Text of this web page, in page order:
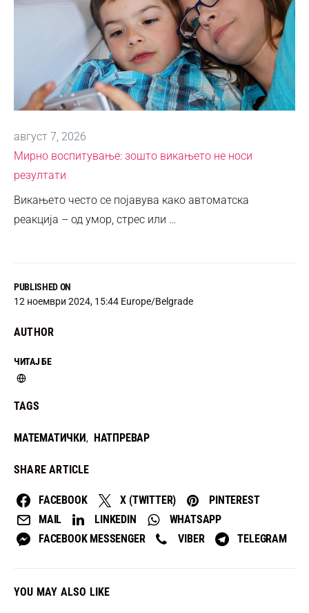
PUBLISHED ON
12 ноември 2024, 15:44 Europe/Belgrade
AUTHOR
ЧИТАЈ БЕ
TAGS
МАТЕМАТИЧКИ, НАТПРЕВАР
SHARE ARTICLE
FACEBOOK X (TWITTER)
PINTEREST
MAIL
LINKEDIN
WHATSAPP
FACEBOOK MESSENGER
VIBER TELEGRAM
август 7, 2026
Мирно воспитување: зошто викањето не носи
резултати
Викањето често се појавува како автоматска
реакција – од умор, стрес или …
YOU MAY ALSO LIKE